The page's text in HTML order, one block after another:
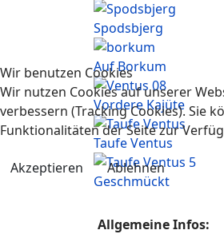
Spodsbjerg
Auf Borkum
Vordere Kajüte
Taufe Ventus
Geschmückt
Allgemeine Infos:
Wir benutzen Cookies
Wir nutzen Cookies auf unserer
verbessern (Tracking Cookies). Sie
Funktionalitäten der Seite zur
Akzeptieren
Ablehnen